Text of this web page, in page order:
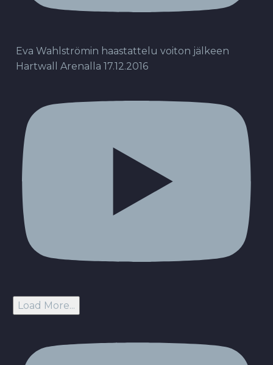
Eva Wahlströmin haastattelu voiton jälkeen
Hartwall Arenalla 17.12.2016
Load More...